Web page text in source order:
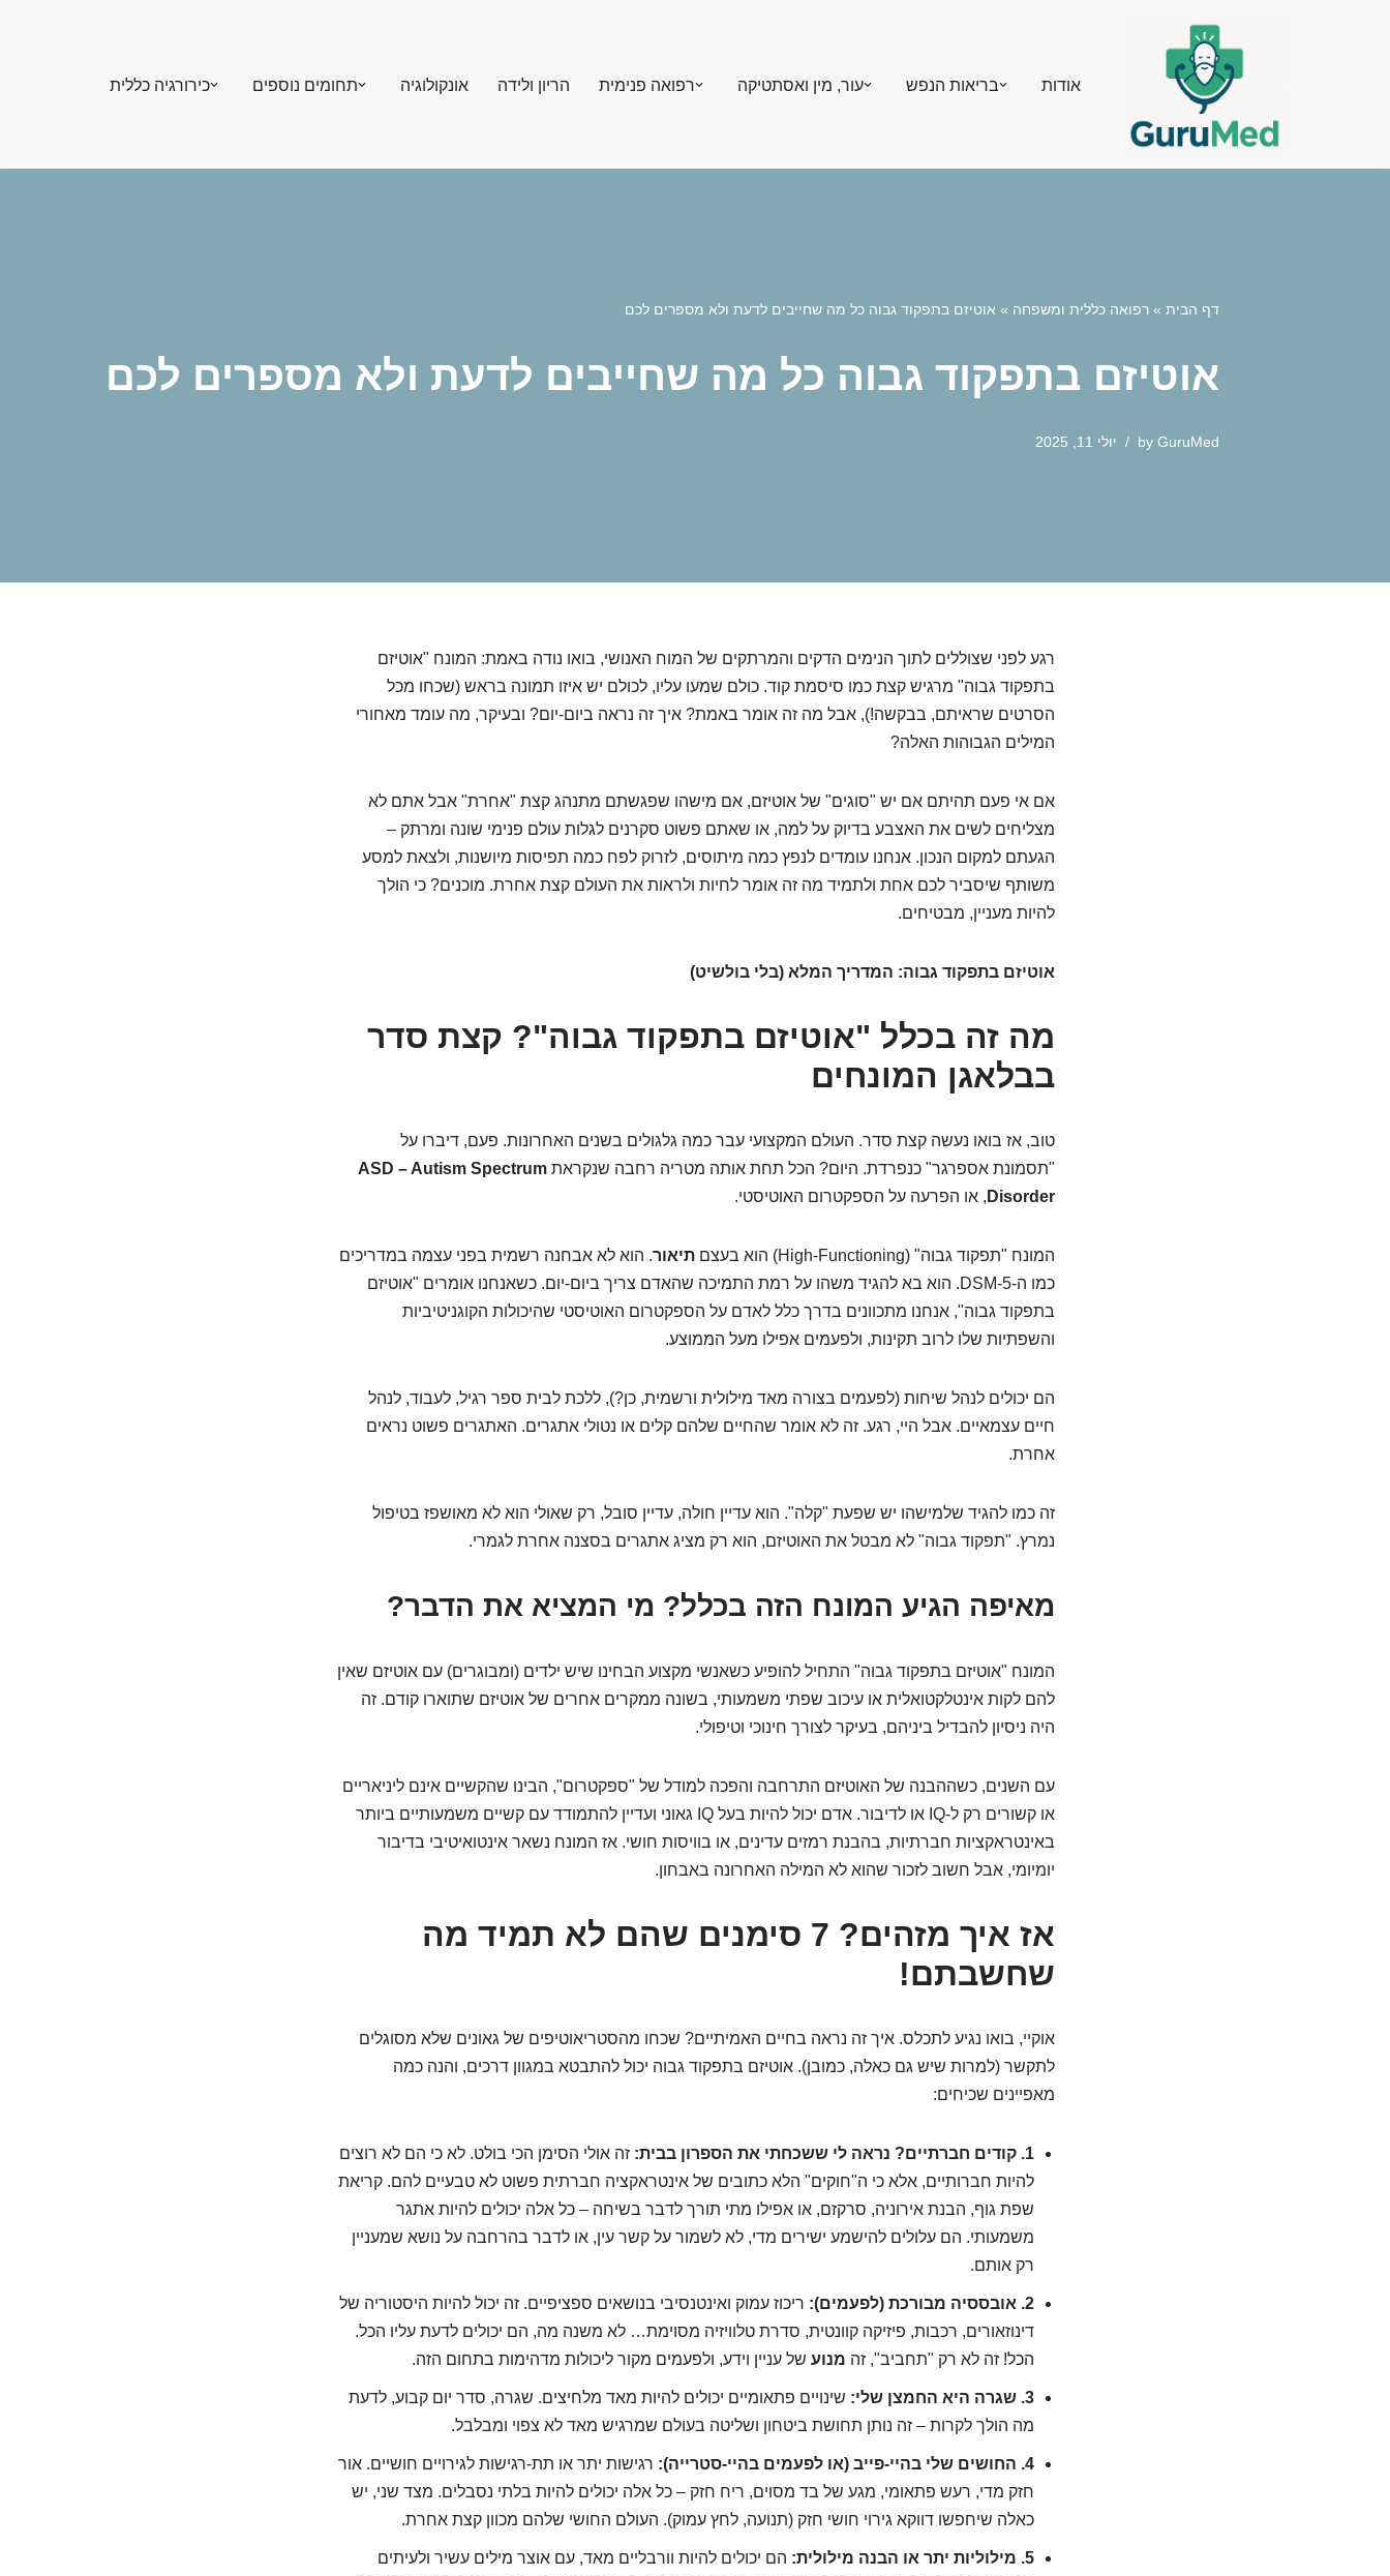
אודות בריאות הנפש עור, מין ואסתטיקה רפואה פנימית הריון ולידה אונקולוגיה תחומים נוספים כירורגיה כללית
דף הבית » רפואה כללית ומשפחה » אוטיזם בתפקוד גבוה כל מה שחייבים לדעת ולא מספרים לכם
אוטיזם בתפקוד גבוה כל מה שחייבים לדעת ולא מספרים לכם
by GuruMed יולי 11, 2025
רגע לפני שצוללים לתוך הנימים הדקים והמרתקים של המוח האנושי, בואו נודה באמת: המונח "אוטיזם
בתפקוד גבוה" מרגיש קצת כמו סיסמת קוד. כולם שמעו עליו, לכולם יש איזו תמונה בראש (שכחו מכל
הסרטים שראיתם, בבקשה!), אבל מה זה אומר באמת? איך זה נראה ביום-יום? ובעיקר, מה עומד מאחורי
המילים הגבוהות האלה?
אם אי פעם תהיתם אם יש "סוגים" של אוטיזם, אם מישהו שפגשתם מתנהג קצת "אחרת" אבל אתם לא
מצליחים לשים את האצבע בדיוק על למה, או שאתם פשוט סקרנים לגלות עולם פנימי שונה ומרתק –
הגעתם למקום הנכון. אנחנו עומדים לנפץ כמה מיתוסים, לזרוק לפח כמה תפיסות מיושנות, ולצאת למסע
משותף שיסביר לכם אחת ולתמיד מה זה אומר לחיות ולראות את העולם קצת אחרת. מוכנים? כי הולך
להיות מעניין, מבטיחים.
אוטיזם בתפקוד גבוה: המדריך המלא (בלי בולשיט)
מה זה בכלל "אוטיזם בתפקוד גבוה"? קצת סדר
בבלאגן המונחים
טוב, אז בואו נעשה קצת סדר. העולם המקצועי עבר כמה גלגולים בשנים האחרונות. פעם, דיברו על
"תסמונת אספרגר" כנפרדת. היום? הכל תחת אותה מטריה רחבה שנקראתASD – Autism Spectrum
Disorder , או הפרעה על הספקטרום האוטיסטי.
המונח "תפקוד גבוה" (High-Functioning) הוא בעצם תיאור. הוא לא אבחנה רשמית בפני עצמה במדריכים
כמו ה-DSM-5. הוא בא להגיד משהו על רמת התמיכה שהאדם צריך ביום-יום. כשאנחנו אומרים "אוטיזם
בתפקוד גבוה", אנחנו מתכוונים בדרך כלל לאדם על הספקטרום האוטיסטי שהיכולות הקוגניטיביות
והשפתיות שלו לרוב תקינות, ולפעמים אפילו מעל הממוצע.
הם יכולים לנהל שיחות (לפעמים בצורה מאד מילולית ורשמית, כן?), ללכת לבית ספר רגיל, לעבוד, לנהל
חיים עצמאיים. אבל היי, רגע. זה לא אומר שהחיים שלהם קלים או נטולי אתגרים. האתגרים פשוט נראים
אחרת.
זה כמו להגיד שלמישהו יש שפעת "קלה". הוא עדיין חולה, עדיין סובל, רק שאולי הוא לא מאושפז בטיפול
נמרץ. "תפקוד גבוה" לא מבטל את האוטיזם, הוא רק מציג אתגרים בסצנה אחרת לגמרי.
מאיפה הגיע המונח הזה בכלל? מי המציא את הדבר?
המונח "אוטיזם בתפקוד גבוה" התחיל להופיע כשאנשי מקצוע הבחינו שיש ילדים (ומבוגרים) עם אוטיזם שאין
להם לקות אינטלקטואלית או עיכוב שפתי משמעותי, בשונה ממקרים אחרים של אוטיזם שתוארו קודם. זה
היה ניסיון להבדיל ביניהם, בעיקר לצורך חינוכי וטיפולי.
עם השנים, כשההבנה של האוטיזם התרחבה והפכה למודל של "ספקטרום", הבינו שהקשיים אינם ליניאריים
או קשורים רק ל-IQ או לדיבור. אדם יכול להיות בעל IQ גאוני ועדיין להתמודד עם קשיים משמעותיים ביותר
באינטראקציות חברתיות, בהבנת רמזים עדינים, או בוויסות חושי. אז המונח נשאר אינטואיטיבי בדיבור
יומיומי, אבל חשוב לזכור שהוא לא המילה האחרונה באבחון.
אז איך מזהים? 7 סימנים שהם לא תמיד מה
שחשבתם!
אוקיי, בואו נגיע לתכלס. איך זה נראה בחיים האמיתיים? שכחו מהסטריאוטיפים של גאונים שלא מסוגלים
לתקשר (למרות שיש גם כאלה, כמובן). אוטיזם בתפקוד גבוה יכול להתבטא במגוון דרכים, והנה כמה
מאפיינים שכיחים:
1. קודים חברתיים? נראה לי ששכחתי את הספרון בבית:
זה אולי הסימן הכי בולט. לא כי הם לא רוצים
להיות חברותיים, אלא כי ה"חוקים" הלא כתובים של אינטראקציה חברתית פשוט לא טבעיים להם. קריאת
שפת גוף, הבנת אירוניה, סרקזם, או אפילו מתי תורך לדבר בשיחה – כל אלה יכולים להיות אתגר
משמעותי. הם עלולים להישמע ישירים מדי, לא לשמור על קשר עין, או לדבר בהרחבה על נושא שמעניין
רק אותם.
2. אובססיה מבורכת (לפעמים):
ריכוז עמוק ואינטנסיבי בנושאים ספציפיים. זה יכול להיות היסטוריה של
דינוזאורים, רכבות, פיזיקה קוונטית, סדרת טלוויזיה מסוימת… לא משנה מה, הם יכולים לדעת עליו הכל.
הכל! זה לא רק "תחביב", זה מנוע של עניין וידע, ולפעמים מקור ליכולות מדהימות בתחום הזה.
3. שגרה היא החמצן שלי:
שינויים פתאומיים יכולים להיות מאד מלחיצים. שגרה, סדר יום קבוע, לדעת
מה הולך לקרות – זה נותן תחושת ביטחון ושליטה בעולם שמרגיש מאד לא צפוי ומבלבל.
4. החושים שלי בהיי-פייב (או לפעמים בהיי-סטרייה):
רגישות יתר או תת-רגישות לגירויים חושיים. אור
חזק מדי, רעש פתאומי, מגע של בד מסוים, ריח חזק – כל אלה יכולים להיות בלתי נסבלים. מצד שני, יש
כאלה שיחפשו דווקא גירוי חושי חזק (תנועה, לחץ עמוק). העולם החושי שלהם מכוון קצת אחרת.
5. מילוליות יתר או הבנה מילולית:
הם יכולים להיות וורבליים מאד, עם אוצר מילים עשיר ולעיתים